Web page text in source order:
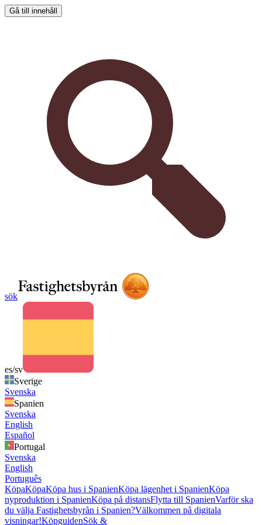
Gå till innehåll
sök
es/sv
Sverige
Svenska
Spanien
Svenska
English
Español
Portugal
Svenska
English
Português
KöpaKöpaKöpa hus i SpanienKöpa lägenhet i SpanienKöpa
nyproduktion i SpanienKöpa på distansFlytta till SpanienVarför ska
du välja Fastighetsbyrån i Spanien?Välkommen på digitala
visningar!KöpguidenSök &